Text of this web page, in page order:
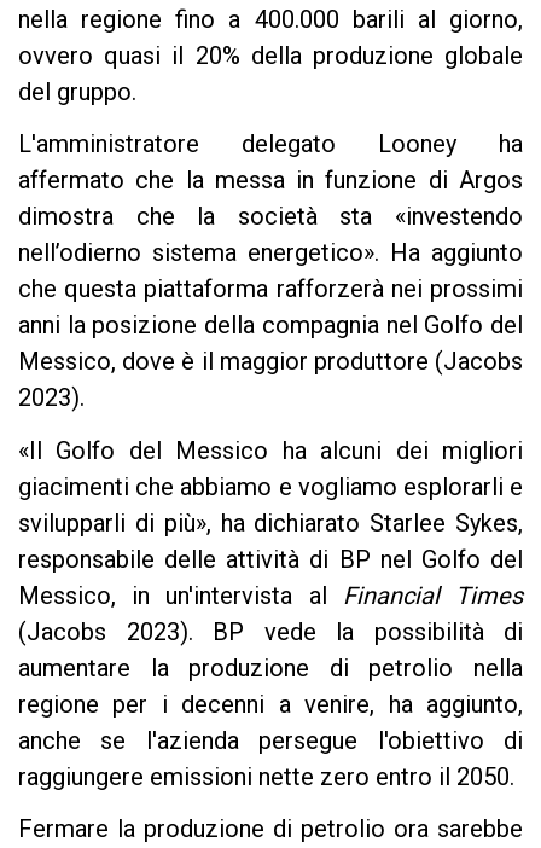
nella regione fino a 400.000 barili al giorno,
ovvero quasi il 20% della produzione globale
del gruppo.
L'amministratore delegato Looney ha
affermato che la messa in funzione di Argos
dimostra che la società sta «investendo
nell’odierno sistema energetico». Ha aggiunto
che questa piattaforma rafforzerà nei prossimi
anni la posizione della compagnia nel Golfo del
Messico, dove è il maggior produttore (Jacobs
2023).
«Il Golfo del Messico ha alcuni dei migliori
giacimenti che abbiamo e vogliamo esplorarli e
svilupparli di più», ha dichiarato Starlee Sykes,
responsabile delle attività di BP nel Golfo del
Messico, in un'intervista al Financial Times
(Jacobs 2023). BP vede la possibilità di
aumentare la produzione di petrolio nella
regione per i decenni a venire, ha aggiunto,
anche se l'azienda persegue l'obiettivo di
raggiungere emissioni nette zero entro il 2050.
Fermare la produzione di petrolio ora sarebbe